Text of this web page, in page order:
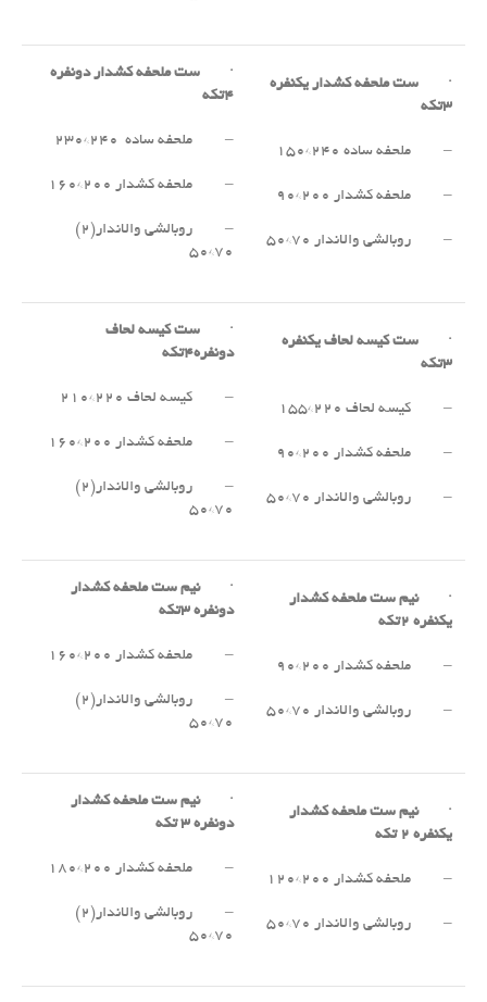
· ست ملحفه کشدار یکنفره
۳تکه
– ملحفه ساده ۲۴۰*۱۵۰
– ملحفه کشدار ۲۰۰*۹۰
– روبالشی والاندار ۷۰*۵۰
· ست ملحفه کشدار دونفره
۴تکه
– ملحفه ساده ۲۴۰*۲۳۰
– ملحفه کشدار ۲۰۰*۱۶۰
– روبالشی والاندار(۲)
۷۰*۵۰
· ست کیسه لحاف یکنفره
۳تکه
– کیسه لحاف ۲۲۰*۱۵۵
– ملحفه کشدار ۲۰۰*۹۰
– روبالشی والاندار ۷۰*۵۰
· ست کیسه لحاف
دونفره۴تکه
– کیسه لحاف ۲۲۰*۲۱۰
– ملحفه کشدار ۲۰۰*۱۶۰
– روبالشی والاندار(۲)
۷۰*۵۰
·نیم ست ملحفه کشدار
یکنفره ۲تکه
– ملحفه کشدار ۲۰۰*۹۰
– روبالشی والاندار ۷۰*۵۰
·نیم ست ملحفه کشدار
دونفره ۳تکه
– ملحفه کشدار ۲۰۰*۱۶۰
– روبالشی والاندار(۲)
۷۰*۵۰
·نیم ست ملحفه کشدار
یکنفره ۲ تکه
– ملحفه کشدار ۲۰۰*۱۲۰
– روبالشی والاندار ۷۰*۵۰
·نیم ست ملحفه کشدار
دونفره ۳تکه
– ملحفه کشدار ۲۰۰*۱۸۰
– روبالشی والاندار(۲)
۷۰*۵۰